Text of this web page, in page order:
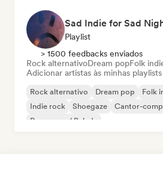
Sad Indie for Sad
Playlist
> 1500 feedbacks enviados
Rock alternativoDream popFolk
Adicionar artistas às minhas
Rock alternativo Dream pop Folk
Indie rock
Shoegaze
Cantor-
Pop suave / Balada